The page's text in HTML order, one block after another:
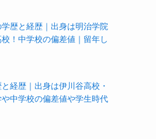
歴と経歴｜出身は明治学院
！中学校の偏差値｜留年し
経歴｜出身は伊川谷高校・
中学校の偏差値や学生時代